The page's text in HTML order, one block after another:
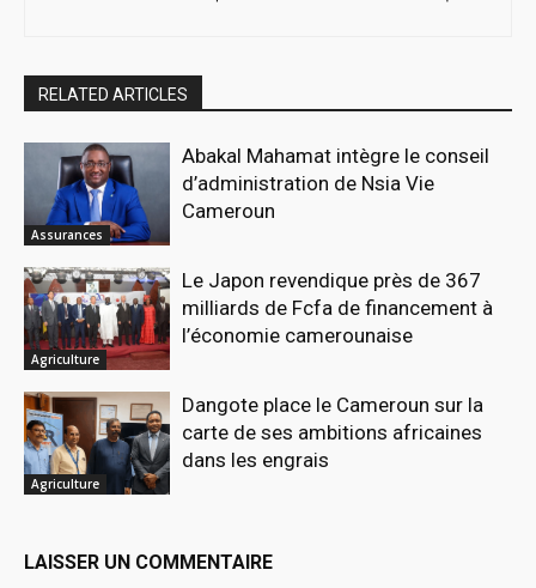
RELATED ARTICLES
Assurances
Abakal Mahamat intègre le conseil
d’administration de Nsia Vie
Cameroun
Agriculture
Le Japon revendique près de 367
milliards de Fcfa de financement à
l’économie camerounaise
Agriculture
Dangote place le Cameroun sur la
carte de ses ambitions africaines
dans les engrais
LAISSER UN COMMENTAIRE